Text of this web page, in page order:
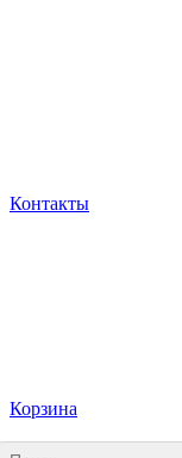
Контакты
Корзина